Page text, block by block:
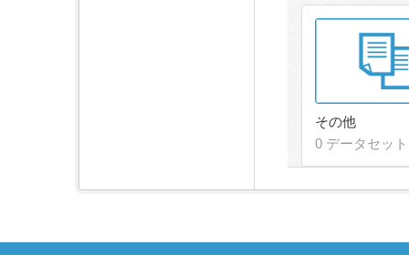
その他
0 データセット